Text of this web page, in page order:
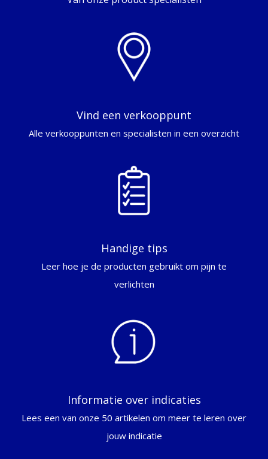
Vind een verkooppunt
Alle verkooppunten en specialisten in een overzicht
Handige tips
Leer hoe je de producten gebruikt om pijn te
verlichten
Informatie over indicaties
Lees een van onze 50 artikelen om meer te leren over
jouw indicatie